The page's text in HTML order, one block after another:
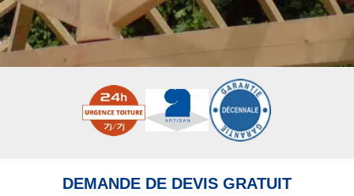
DEMANDE DE DEVIS GRATUIT